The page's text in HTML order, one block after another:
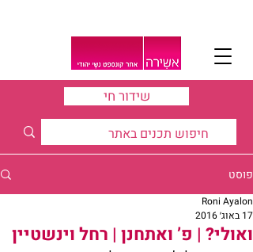
שידור חי
פוסט
ואולי? | פ’ ואתחנן | רחל וינשטיין
Roni Ayalon
17 באוג׳ 2016